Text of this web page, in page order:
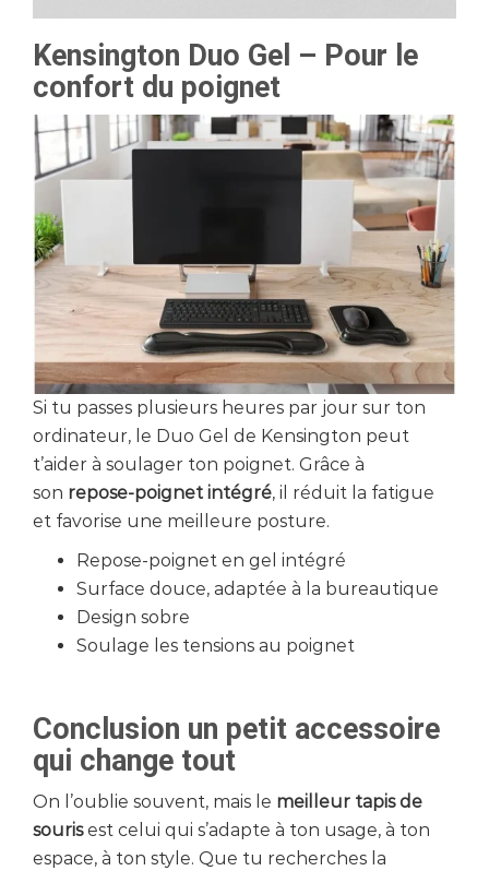
Kensington Duo Gel – Pour le
confort du poignet
Si tu passes plusieurs heures par jour sur ton
ordinateur, le Duo Gel de Kensington peut
t’aider à soulager ton poignet. Grâce à
son repose-poignet intégré, il réduit la fatigue
et favorise une meilleure posture.
Repose-poignet en gel intégré
Surface douce, adaptée à la bureautique
Design sobre
Soulage les tensions au poignet
Conclusion un petit accessoire
qui change tout
On l’oublie souvent, mais le meilleur tapis de
sourisest celui qui s’adapte à ton usage, à ton
espace, à ton style. Que tu recherches la